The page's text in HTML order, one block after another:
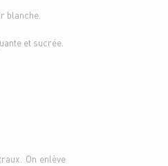
blanche.
et sucrée.
On enlève